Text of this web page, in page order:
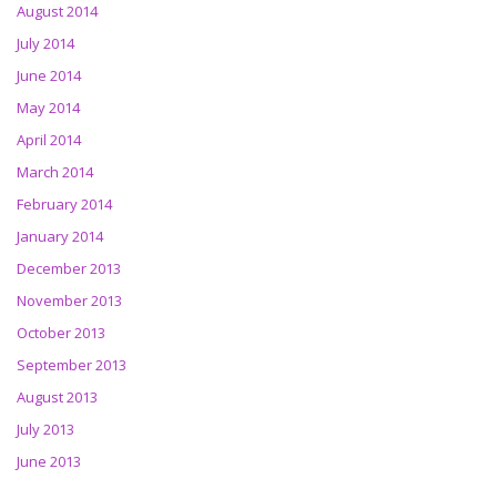
August 2014
July 2014
June 2014
May 2014
April 2014
March 2014
February 2014
January 2014
December 2013
November 2013
October 2013
September 2013
August 2013
July 2013
June 2013